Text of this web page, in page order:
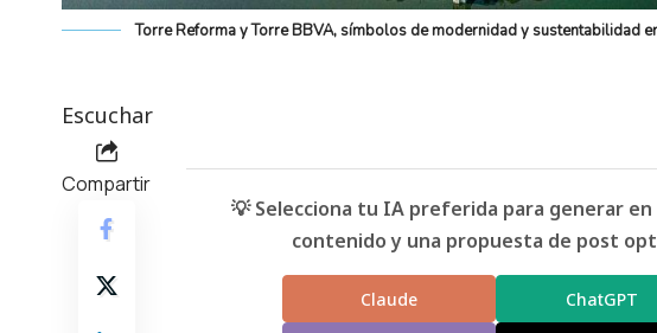
Torre Reforma y Torre BBVA, símbolos de modernidad y sustentabilidad
Escuchar
Compartir
💡 Selecciona tu IA preferida para generar
contenido y una propuesta de post
Claude ChatGPT